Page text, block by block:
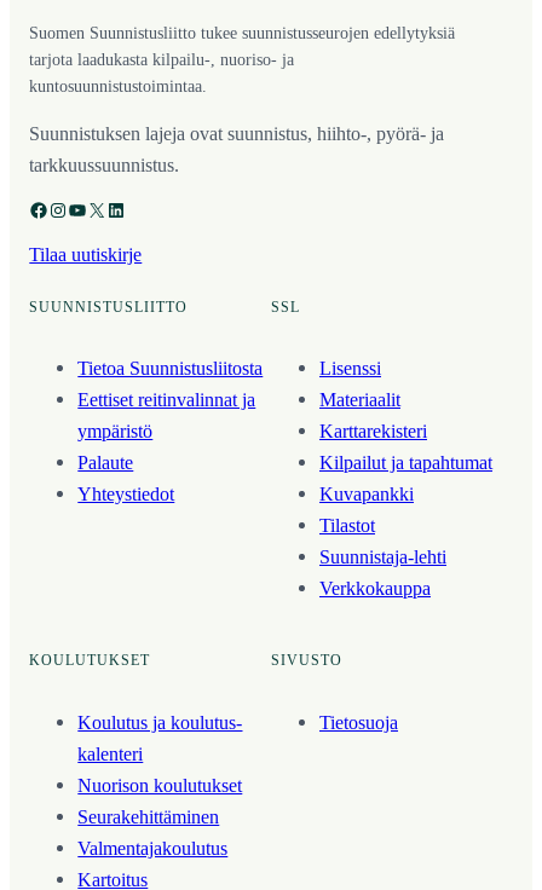
Suomen Suunnistusliitto tukee suunnistusseurojen edellytyksiä
tarjota laadukasta kilpailu-, nuoriso- ja
kuntosuunnistustoimintaa.
Suunnistuksen lajeja ovat suunnistus, hiihto-, pyörä- ja
tarkkuussuunnistus.
Facebook Instagram YouTube X LinkedIn
Tilaa uutiskirje
SUUNNISTUSLIITTO
Tietoa Suunnistusliitosta
Eettiset reitinvalinnat ja
ympäristö
Palaute
Yhteystiedot
SSL
Lisenssi
Materiaalit
Karttarekisteri
Kilpailut ja tapahtumat
Kuvapankki
Tilastot
Suunnistaja-lehti
Verkkokauppa
KOULUTUKSET
Koulutus ja koulutus­
kalenteri
Nuorison koulutukset
Seura­kehittäminen
Valmentaja­koulutus
Kartoitus
SIVUSTO
Tietosuoja